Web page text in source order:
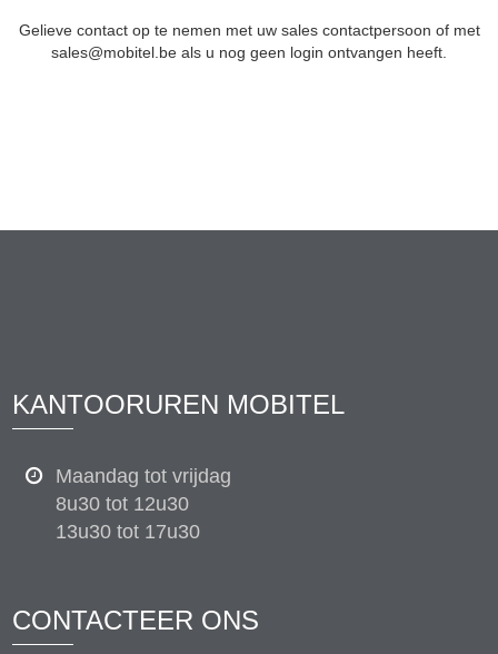
Gelieve contact op te nemen met uw sales contactpersoon of met
sales@mobitel.be als u nog geen login ontvangen heeft.
KANTOORUREN MOBITEL
Maandag tot vrijdag
8u30 tot 12u30
13u30 tot 17u30
CONTACTEER ONS